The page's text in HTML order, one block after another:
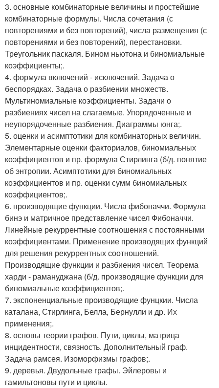
3. основные комбинаторные величины и простейшие
комбинаторные формулы. Числа сочетания (с
повторениями и без повторений), числа размещения (с
повторениями и без повторений), перестановки.
Треугольник паскаля. Бином ньютона и биномиальные
коэффициенты;.
4. формула включений - исключений. Задача о
беспорядках. Задача о разбиении множеств.
Мультиномиальные коэффициенты. Задачи о
разбиениях чисел на слагаемые. Упорядоченные и
неупорядоченные разбиения. Диаграммы юнга;.
5. оценки и асимптотики для комбинаторных величин.
Элементарные оценки факториалов, биномиальных
коэффициентов и пр. формула Стирлинга (б/д. понятие
об энтропии. Асимптотики для биномиальных
коэффициентов и пр. оценки сумм биномиальных
коэффициентов;.
6. производящие функции. Числа фибоначчи. Формула
бинэ и матричное представление чисел Фибоначчи.
Линейные рекуррентные соотношения с постоянными
коэффициентами. Применение производящих функций
для решения рекуррентных соотношений.
Производящие функции и разбиения чисел. Теорема
харди - рамануджана (б/д. производящие функции для
биномиальные коэффициентов;.
7. экспоненциальные производящие фунцкии. Числа
каталана, Стирлинга, Белла, Бернулли и др. Их
применения;.
8. основы теории графов. Пути, циклы, матрица
инцидентности, связность. Дополнительный граф.
Задача рамсея. Изоморфизмы графов;.
9. деревья. Двудольные графы. Эйлеровы и
гамильтоновы пути и циклы.